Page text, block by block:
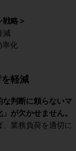
略＞
減
率化
軽減
判断に頼らないマ
が欠かせません。
業務負荷を適切に